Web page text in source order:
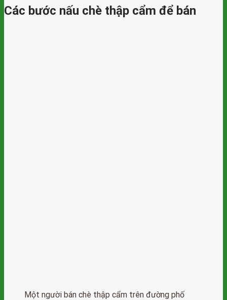
Các bước nấu chè thập cẩm để bán
Một người bán chè thập cẩm trên đường phố